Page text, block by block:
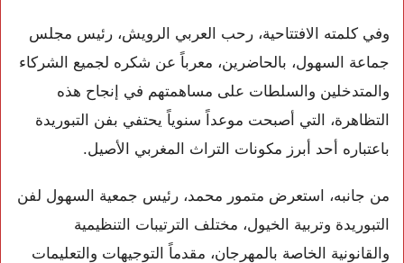
وفي كلمته الافتتاحية، رحب العربي الرويش، رئيس مجلس
جماعة السهول، بالحاضرين، معرباً عن شكره لجميع الشركاء
والمتدخلين والسلطات على مساهمتهم في إنجاح هذه
التظاهرة، التي أصبحت موعداً سنوياً يحتفي بفن التبوريدة
باعتباره أحد أبرز مكونات التراث المغربي الأصيل.
من جانبه، استعرض متمور محمد، رئيس جمعية السهول لفن
التبوريدة وتربية الخيول، مختلف الترتيبات التنظيمية
والقانونية الخاصة بالمهرجان، مقدماً التوجيهات والتعليمات